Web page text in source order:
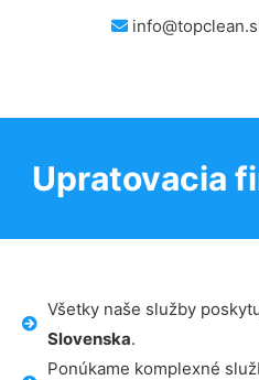
Upratovacia
Všetky naše služby
Slovenska.
Ponúkame komplexné